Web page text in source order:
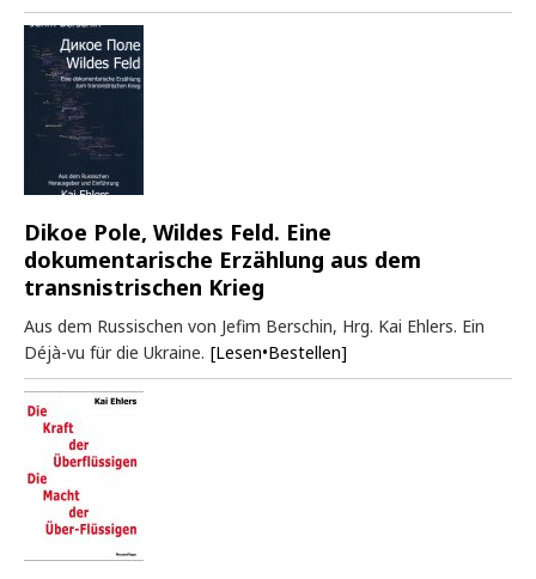
Dikoe Pole, Wildes Feld. Eine
dokumentarische Erzählung aus dem
transnistrischen Krieg
Aus dem Russischen von Jefim Berschin, Hrg. Kai Ehlers. Ein
Déjà-vu für die Ukraine. [Lesen•Bestellen]